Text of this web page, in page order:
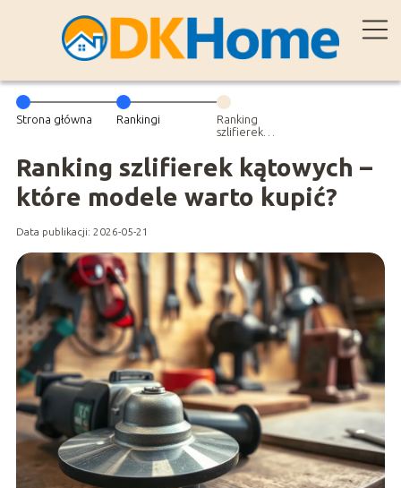
Strona główna Rankingi
Ranking
szlifierek
które modele
warto kupić?
Ranking szlifierek kątowych –
które modele warto kupić?
Data publikacji: 2026-05-21